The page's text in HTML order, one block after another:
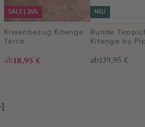
SALE | 24%
Kissenbezug Kitenge
Terra
ab18,95 €
NEU
Runde
Kitenge by
ab139,95 €